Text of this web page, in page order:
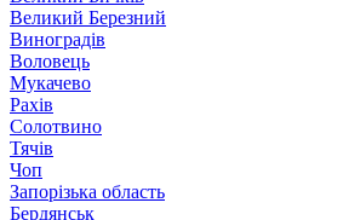
Великий Березний
Виноградів
Воловець
Мукачево
Рахів
Солотвино
Тячів
Чоп
Запорізька область
Бердянськ